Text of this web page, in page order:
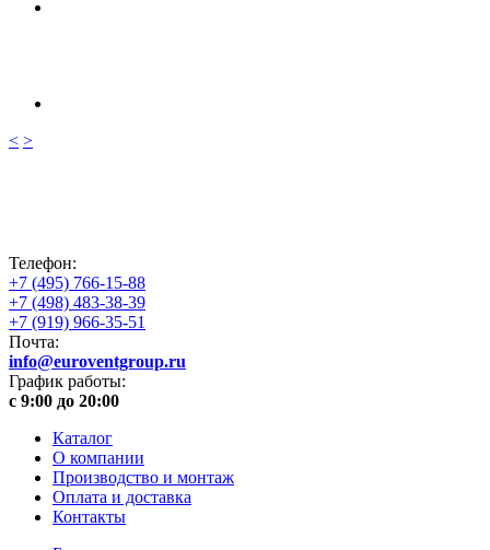
< >
Телефон:
+7 (495) 766-15-88
+7 (498) 483-38-39
+7 (919) 966-35-51
Почта:
info@euroventgroup.ru
График работы:
с 9:00 до 20:00
Каталог
О компании
Производство и монтаж
Оплата и доставка
Контакты